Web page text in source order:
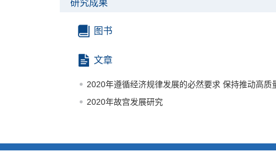
研究成果
图书
文章
2020年遵循经济规律发展的必然要求 保持推动高质
2020年故宫发展研究